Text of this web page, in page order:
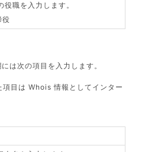
役職を入力します。
役
には次の項目を入力します。
項目は Whois 情報としてインター